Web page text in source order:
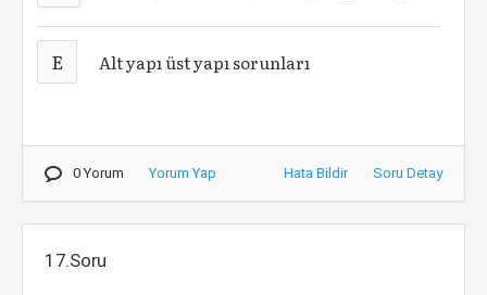
E Alt yapı üst yapı sorunları
0 Yorum Yorum Yap Hata Bildir Soru Detay
17.Soru